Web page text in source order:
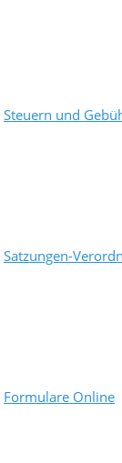
Steuern und
Satzungen-
Formulare Online